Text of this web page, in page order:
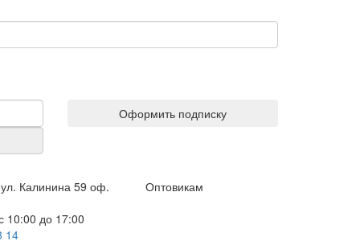
Оформить подписку
Калинина 59 оф.
10:00 до 17:00
14
Оптовикам